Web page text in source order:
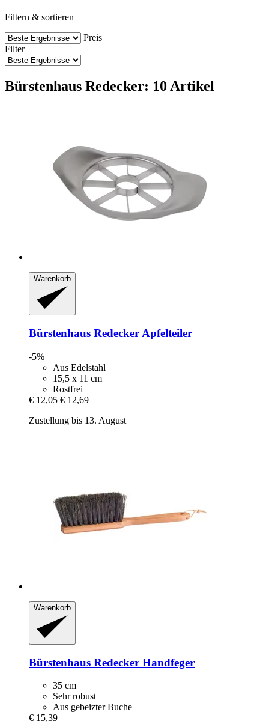
Filtern & sortieren
Preis
Filter
Bürstenhaus Redecker: 10 Artikel
Warenkorb
Bürstenhaus Redecker Apfelteiler
-5%
Aus Edelstahl
15,5 x 11 cm
Rostfrei
€ 12,05 € 12,69
Zustellung bis 13. August
Warenkorb
Bürstenhaus Redecker Handfeger
35 cm
Sehr robust
Aus gebeizter Buche
€ 15,39